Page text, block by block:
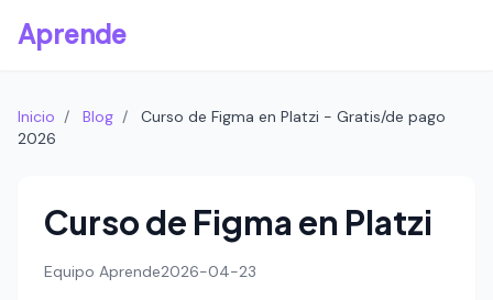
Aprende
Inicio / Blog /
Curso de Figma en Platzi - Gratis/de pago
2026
Curso de Figma en Platzi
Equipo Aprende2026-04-23